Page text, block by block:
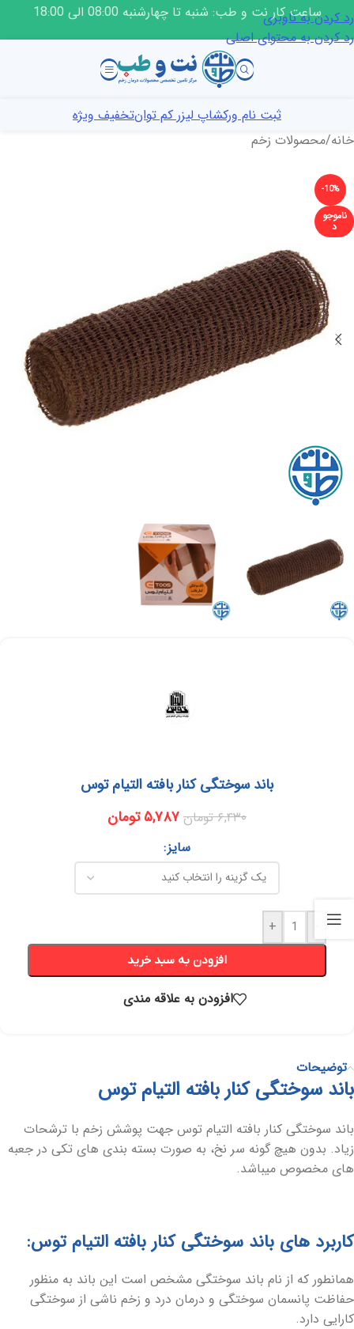
رد کردن به ناوبری
رد کردن به محتوای اصلی
ساعت کار نت و طب: شنبه تا چهارشنبه 08:00 الی 18:00
ثبت نام ورکشاپ لیزر کم توانتخفیف ویژه
خانه/محصولات زخم
-10%
ناموجو
د
باند سوختگی کنار بافته التیام توس
۶,۴۳۰ تومان ۵,۷۸۷ تومان
سایز
+
افزودن به سبد خرید
افزودن به علاقه مندی
توضیحات
باند سوختگی کنار بافته التیام توس
باند سوختگی کنار بافته التیام توس جهت پوشش زخم با ترشحات
زیاد. بدون هیچ گونه سر نخ، به صورت بسته بندی های تکی در جعبه
های مخصوص میباشد.
کاربرد های باند سوختگی کنار بافته التیام توس:
همانطور که از نام باند سوختگی مشخص است این باند به منظور
حفاظت پانسمان سوختگی و درمان درد و زخم ناشی از سوختگی
کارایی‌ دارد.